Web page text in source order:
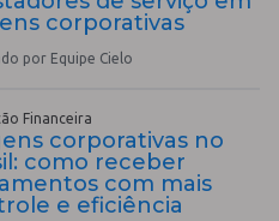
corporativas
por Equipe Cielo
Financeira
corporativas no
como receber
com mais
e eficiência